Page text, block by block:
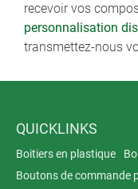
recevoir vos
personnalisation
transmettez-nous
QUICKLINKS
Boitiers en plastique
Boutons de commande